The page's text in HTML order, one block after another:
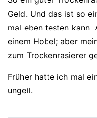
Geld. Und das ist so
mal eben testen kann.
einem Hobel; aber
zum Trockenrasierer
Früher hatte ich mal
ungeil.